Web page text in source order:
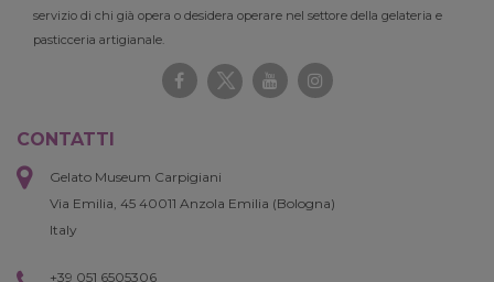
servizio di chi già opera o desidera operare nel settore della gelateria e
pasticceria artigianale.
CONTATTI
Gelato Museum Carpigiani
Via Emilia, 45 40011 Anzola Emilia (Bologna)
Italy
+39 051 6505306